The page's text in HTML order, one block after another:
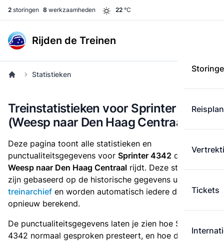
2 storingen 8 werkzaamheden 22 °C
Rijden de Treinen
Tickets
Statistieken
Treinstatistieken voor Sprinter 4342
(Weesp naar Den Haag Centraal)
Deze pagina toont alle statistieken en
punctualiteitsgegevens voor Sprinter 4342 die
van
Weesp naar Den Haag Centraal rijdt. Deze statistieken
zijn gebaseerd op de historische gegevens uit het
treinarchief en worden automatisch iedere dag
opnieuw berekend.
De punctualiteitsgegevens laten je zien hoe Sprinter
4342 normaal gesproken presteert, en hoe de